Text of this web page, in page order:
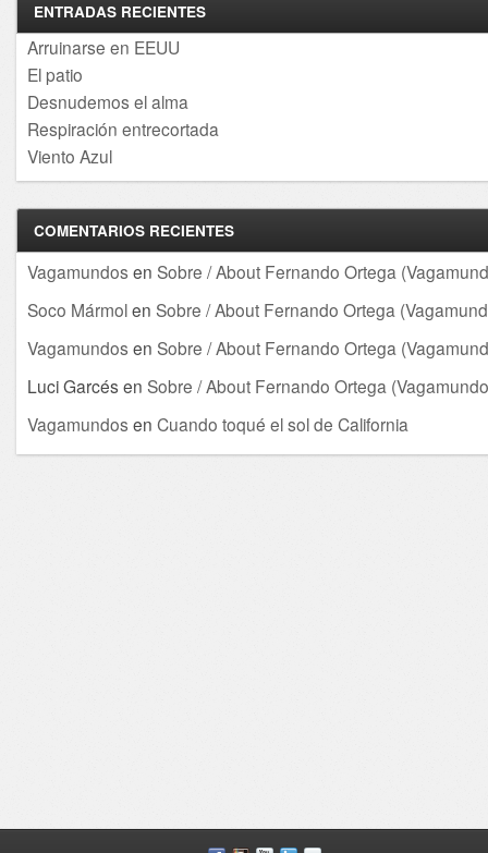
ENTRADAS RECIENTES
Arruinarse en EEUU
El patio
Desnudemos el alma
Respiración entrecortada
Viento Azul
COMENTARIOS RECIENTES
Vagamundos en Sobre / About Fernando Ortega
Soco Mármolen Sobre / About Fernando Ortega
Vagamundos en Sobre / About Fernando Ortega
Luci Garcés en Sobre / About Fernando Ortega
Vagamundos en Cuando toqué el sol de California